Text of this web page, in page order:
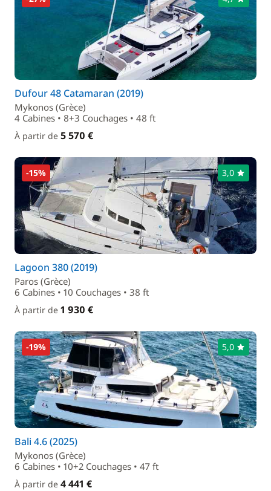
Dufour 48 Catamaran (2019)
Mykonos (Grèce)
4 Cabines • 8+3 Couchages • 48 ft
À partir de 5 570 €
-15% 3,0
Lagoon 380 (2019)
Paros (Grèce)
6 Cabines • 10 Couchages • 38 ft
À partir de 1 930 €
-19% 5,0
Bali 4.6 (2025)
Mykonos (Grèce)
6 Cabines • 10+2 Couchages • 47 ft
À partir de 4 441 €